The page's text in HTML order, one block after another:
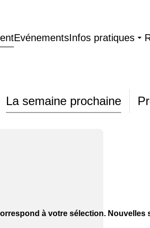
EvénementsInfos pratiques
La semaine prochaine
à votre sélection. Nouvelles